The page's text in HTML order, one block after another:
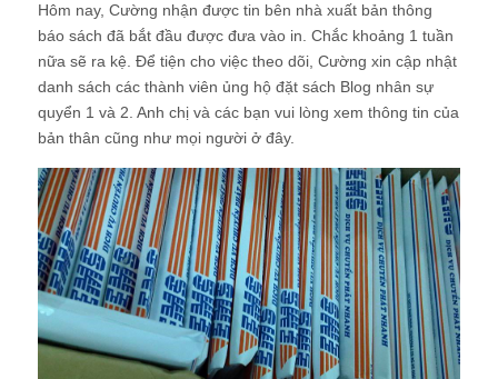
Hôm nay, Cường nhận được tin bên nhà xuất bản thông
báo sách đã bắt đầu được đưa vào in. Chắc khoảng 1 tuần
nữa sẽ ra kệ. Để tiện cho việc theo dõi, Cường xin cập nhật
danh sách các thành viên ủng hộ đặt sách Blog nhân sự
quyển 1 và 2. Anh chị và các bạn vui lòng xem thông tin của
bản thân cũng như mọi người ở đây.